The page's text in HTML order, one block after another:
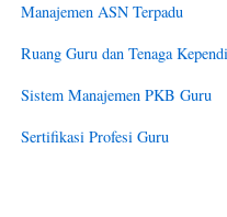
Manajemen ASN Terpadu
Ruang Guru dan Tenaga
Sistem Manajemen PKB Guru
Sertifikasi Profesi Guru